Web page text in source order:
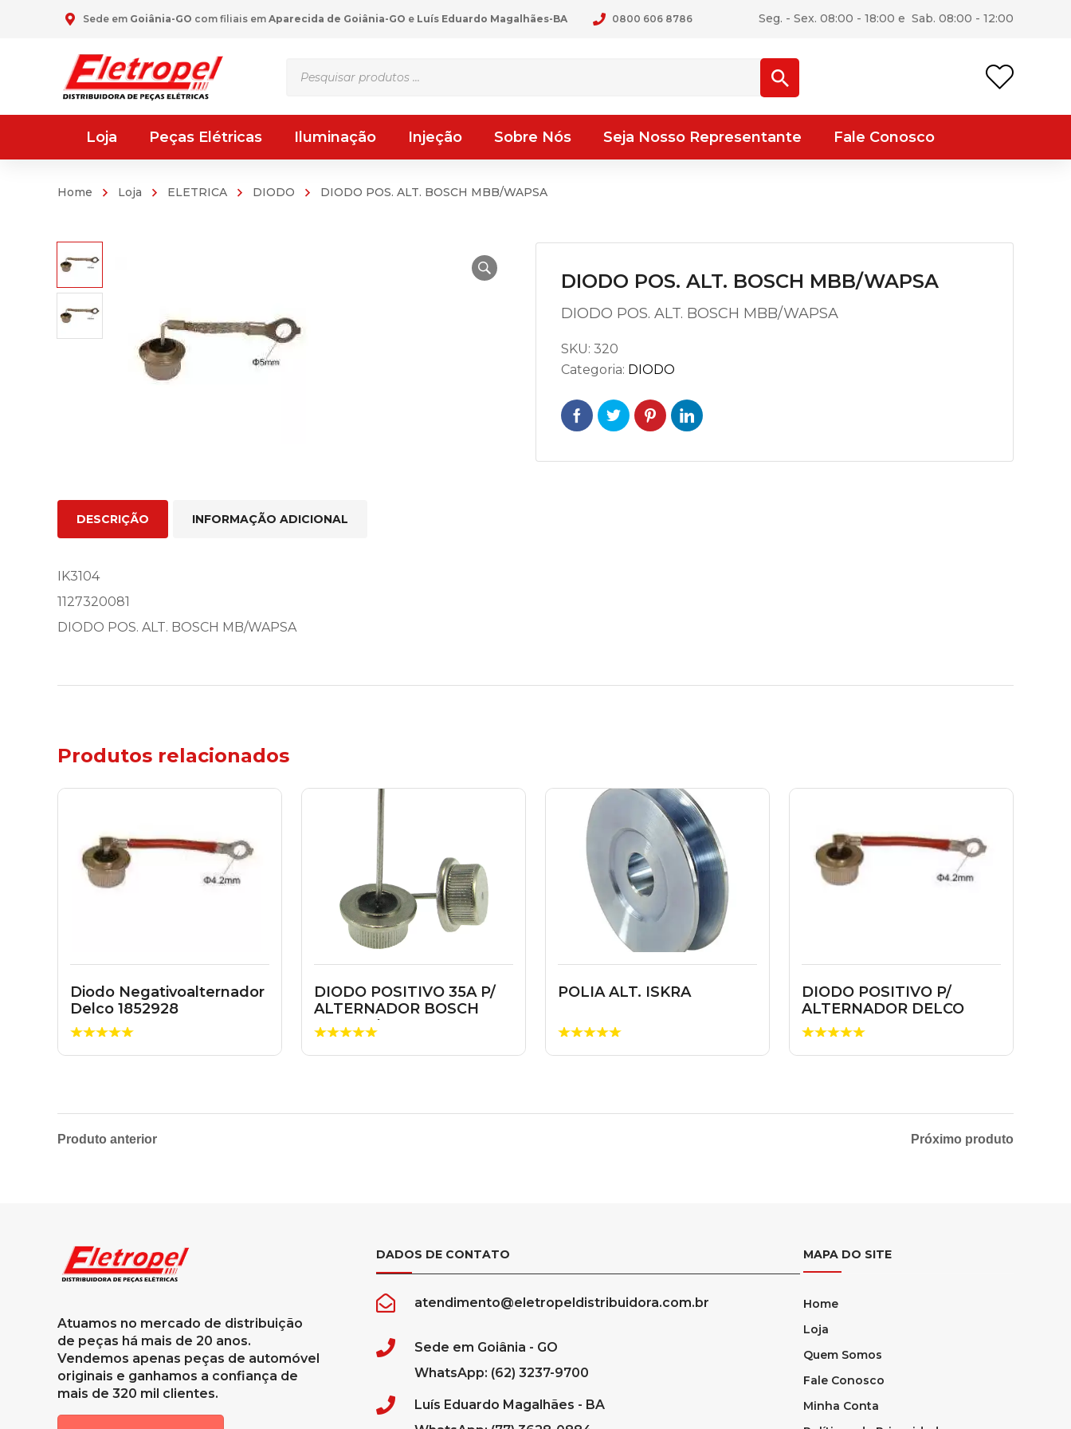
Sede em Goiânia-GO com filiais em Aparecida de Goiânia-GO e Luís Eduardo Magalhães-BA 0800 606 8786 Seg. - Sex. 08:00 - 18:00 e Sab. 08:00 - 12:00
Loja Peças Elétricas Iluminação Injeção Sobre Nós Seja Nosso Representante Fale Conosco
Home Loja ELETRICA DIODO DIODO POS. ALT. BOSCH MBB/WAPSA
DIODO POS. ALT. BOSCH MBB/WAPSA
DIODO POS. ALT. BOSCH MBB/WAPSA
SKU: 320
Categoria: DIODO
DESCRIÇÃO INFORMAÇÃO ADICIONAL
IK3104
1127320081
DIODO POS. ALT. BOSCH MB/WAPSA
Produtos relacionados
Diodo Negativoalternador
Delco 1852928
DIODO POSITIVO 35A P/
ALTERNADOR BOSCH
WAPSA (UNIDAD...
POLIA ALT. ISKRA
DIODO POSITIVO P/
ALTERNADOR DELCO
1852929
Produto anterior Próximo produto
Atuamos no mercado de distribuição
de peças há mais de 20 anos.
Vendemos apenas peças de automóvel
originais e ganhamos a confiança de
mais de 320 mil clientes.
DADOS DE CONTATO
atendimento@eletropeldistribuidora.com.br
Sede em Goiânia - GO
WhatsApp: (62) 3237-9700
Luís Eduardo Magalhães - BA
MAPA DO SITE
Home
Loja
Quem Somos
Fale Conosco
Minha Conta